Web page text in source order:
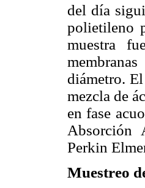
del día
polietileno
muestra
diámetro.
mezcla de
en fase
Absorción
Perkin
Muestreo